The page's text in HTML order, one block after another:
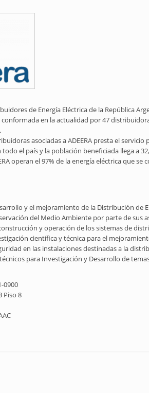
de Energía Eléctrica de la República
conformada en la actualidad por 47
asociadas a ADEERA presta el
el país y la población beneficiada llega a
operan el 97% de la energía eléctrica que se
y el mejoramiento de la Distribución de
del Medio Ambiente por parte de sus
y operación de los sistemas de
científica y técnica para el
en las instalaciones destinadas a la
para Investigación y Desarrollo de
0900
Piso 8